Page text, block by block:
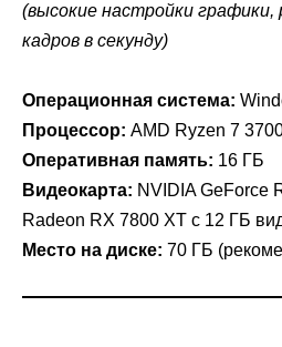
(высокие настройки графики,
кадров в секунду)
Операционная система:
Процессор: AMD Ryzen 7
Оперативная память: 16 ГБ
Видеокарта: NVIDIA GeForce
Radeon RX 7800 XT с 12 ГБ
Место на диске: 70 ГБ